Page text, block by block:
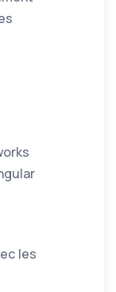
les